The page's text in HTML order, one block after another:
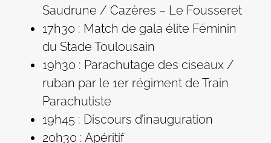
Saudrune / Cazères – Le Fousseret
17h30 : Match de gala élite Féminin
du Stade Toulousain
19h30 : Parachutage des ciseaux /
ruban par le 1er régiment de Train
Parachutiste
19h45 : Discours d’inauguration
20h30 : Apéritif